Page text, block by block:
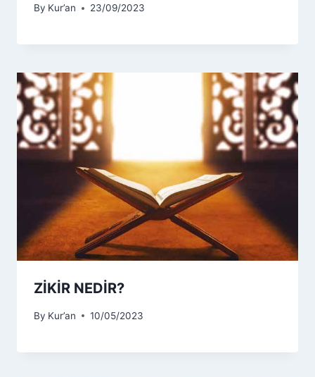
By Kur’an 23/09/2023
ZİKİR NEDİR?
By Kur’an 10/05/2023